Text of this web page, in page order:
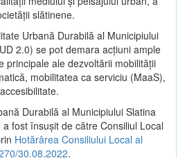
slătinene.
Urbană Durabilă al Municipiului
2.0) se pot demara acțiuni ample
principale ale dezvoltării mobilității
mobilitatea ca serviciu (MaaS),
Durabilă al Municipiului Slatina
fost însușit de către Consiliul Local
Hotărârea Consiliului Local al
30.08.2022.